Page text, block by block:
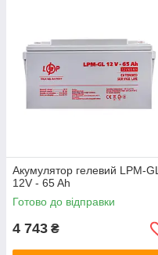
Акумулятор гелевий LPM-GL
12V - 65 Ah
Готово до відправки
4 743 ₴